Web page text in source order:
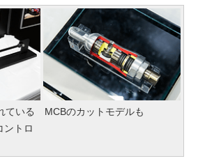
ている
ントロ
MCBのカットモデルも